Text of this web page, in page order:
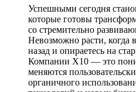
Успешными сегодня
которые готовы
со стремительно
Невозможно расти, когда
назад и опираетесь на
Компании X10 — это
меняются
органичного